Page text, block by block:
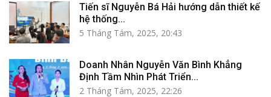
Tiến sĩ Nguyễn Bá Hải hướng dẫn thiết kế
hệ thống...
5 Tháng Tám, 2025, 20:43
Doanh Nhân Nguyễn Văn Bình Khẳng
Định Tầm Nhìn Phát Triển...
2 Tháng Tám, 2025, 22:26